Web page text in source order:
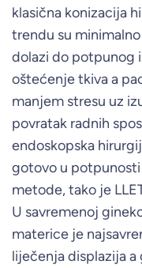
klasična konizacija
trendu su
dolazi do potpunog
oštećenje tkiva a
manjem stresu uz
povratak radnih
endoskopska
gotovo u
metode, tako je
U savremenoj
materice je
liječenja displazija a